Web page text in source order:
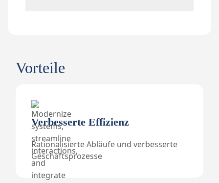
Vorteile
Verbesserte Effizienz
Rationalisierte Abläufe und verbesserte
Geschäftsprozesse